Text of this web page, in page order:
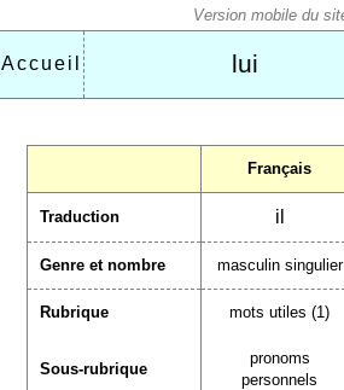
Accueil lui
Français
Traduction il
Genre et nombre masculin singulier
Rubrique mots utiles (1)
Sous-rubrique
pronoms
personnels